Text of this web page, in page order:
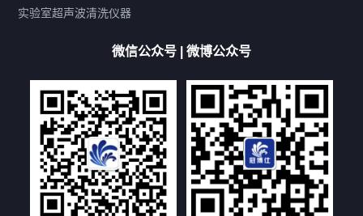
厨具清洗机
超声波振板
高尔夫球杆清洗机
大型单槽带过滤系列
全自动/半自动系列
客户定制非标机参考
双槽三槽四槽五槽多槽系列
轮胎清洗机
多频 扫频
文章标签
超声波清洗机定制 超声波清洗机除油污
实验室超声波清洗仪器
微信公众号 | 微博公众号